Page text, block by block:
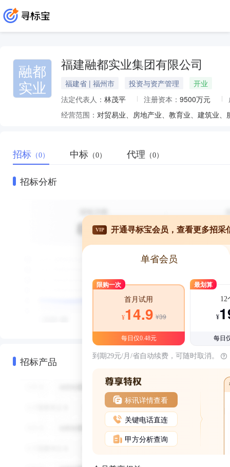
融都
实业
福建融都实业集团有限公司
福建省 | 福州市 投资与资产管理
开业
法定代表人： 林茂平 注册资本： 9500万元
经营范围：
招标 （0） 中标 （0） 代理 （0）
招标分析
招标产品
VIP 开通寻标宝会员，查看更多招采
单省会员
限购一次
首月试用
¥14.9 ¥39
每日仅0.48元
最划算
12
¥
每日
到期29元/月/省自动续费，可随时取消。
标讯详情查看
关键电话直连
甲方分析查询